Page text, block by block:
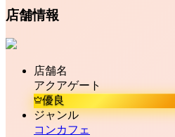
店舗情報
店舗名
アクアゲート
優良
ジャンル
コンカフェ